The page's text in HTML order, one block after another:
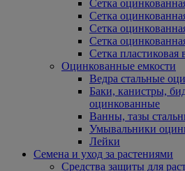
Сетка
Сетка
Сетка
Сетка
Сетка пластиковая
Оцинкованные емкости
Ведра стальные
Баки, канистры,
оцинкованные
Ванны, тазы
Умывальники
Лейки
Семена и уход за растениями
Средства защиты для